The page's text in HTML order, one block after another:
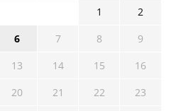
1
2
6 7 8
9
13 14 15
16
20 21 22
23